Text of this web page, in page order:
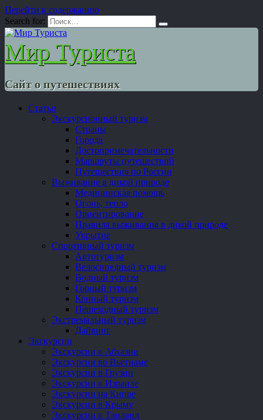
Перейти к содержанию
Search for:
Мир Туриста
Сайт о путешествиях
Статьи
Экскурсионный туризм
Страны
Города
Достопримечательности
Маршруты путешествий
Путешествия по России
Выживание в дикой природе
Медицинская помощь
Огонь, тепло
Ориентирование
Правила выживания в дикой природе
Укрытие
Спортивный туризм
Автотуризм
Велосипедный туризм
Водный туризм
Горный туризм
Конный туризм
Пешеходный туризм
Экстремальный туризм
Дайвинг
Экскурсии
Экскурсии в Абхазии
Экскурсии во Вьетнаме
Экскурсии в Грузии
Экскурсии в Израиле
Экскурсии на Кипре
Экскурсии в Крыму
Экскурсии в Таиланд